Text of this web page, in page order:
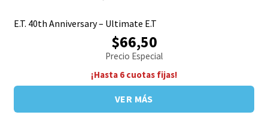
E.T. 40th Anniversary – Ultimate E.T
$66,50
Precio Especial
¡Hasta 6 cuotas fijas!
VER MÁS